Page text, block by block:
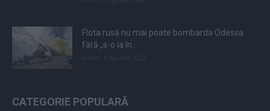
Flota rusă nu mai poate bombarda Odessa
fără „s-o ia în...
CATEGORIE POPULARĂ